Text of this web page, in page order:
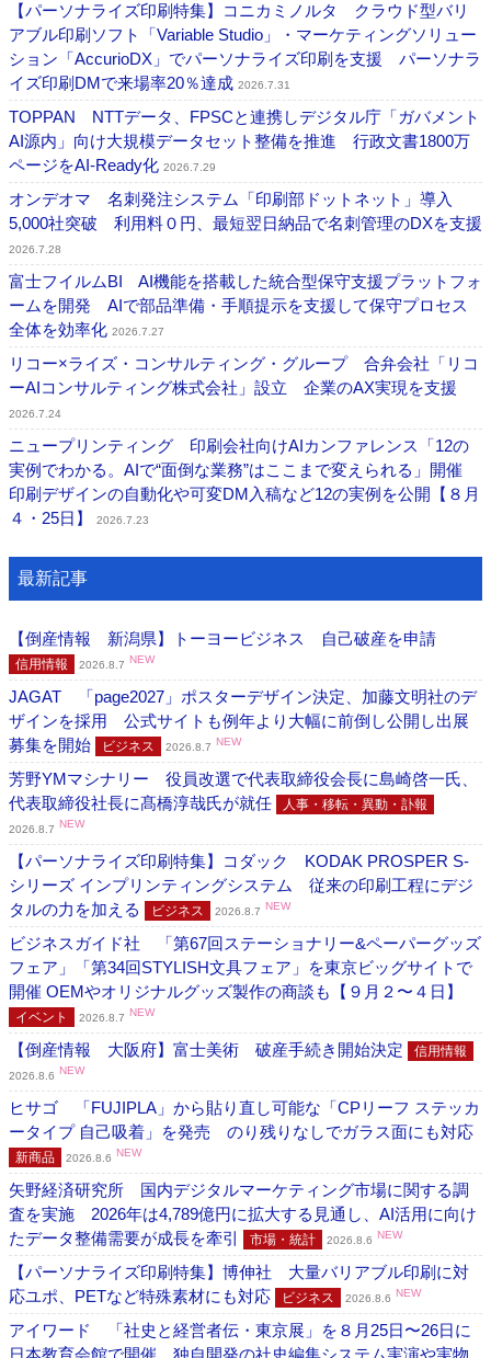
【パーソナライズ印刷特集】コニカミノルタ クラウド型バリ
アブル印刷ソフト「Variable Studio」・マーケティングソリュー
ション「AccurioDX」でパーソナライズ印刷を支援 パーソナラ
イズ印刷DMで来場率20％達成 2026.7.31
TOPPAN NTTデータ、FPSCと連携しデジタル庁「ガバメント
AI源内」向け大規模データセット整備を推進 行政文書1800万
ページをAI-Ready化 2026.7.29
オンデオマ 名刺発注システム「印刷部ドットネット」導入
5,000社突破 利用料０円、最短翌日納品で名刺管理のDXを支援
2026.7.28
富士フイルムBI AI機能を搭載した統合型保守支援プラットフォ
ームを開発 AIで部品準備・手順提示を支援して保守プロセス
全体を効率化 2026.7.27
リコー×ライズ・コンサルティング・グループ 合弁会社「リコ
ーAIコンサルティング株式会社」設立 企業のAX実現を支援
2026.7.24
ニュープリンティング 印刷会社向けAIカンファレンス「12の
実例でわかる。AIで“面倒な業務”はここまで変えられる」開催
印刷デザインの自動化や可変DM入稿など12の実例を公開【８月
４・25日】
2026.7.23
最新記事
【倒産情報 新潟県】トーヨービジネス 自己破産を申請
信用情報 2026.8.7 NEW
JAGAT 「page2027」ポスターデザイン決定、加藤文明社のデ
ザインを採用 公式サイトも例年より大幅に前倒し公開し出展
募集を開始
ビジネス 2026.8.7 NEW
芳野YMマシナリー 役員改選で代表取締役会長に島崎啓一氏、
代表取締役社長に髙橋淳哉氏が就任
人事・移転・異動・訃報
2026.8.7 NEW
【パーソナライズ印刷特集】コダック KODAK PROSPER S-
シリーズ インプリンティングシステム 従来の印刷工程にデジ
タルの力を加える
ビジネス 2026.8.7 NEW
ビジネスガイド社 「第67回ステーショナリー&ペーパーグッズ
フェア」「第34回STYLISH文具フェア」を東京ビッグサイトで
開催 OEMやオリジナルグッズ製作の商談も【９月２〜４日】
イベント 2026.8.7 NEW
【倒産情報 大阪府】富士美術 破産手続き開始決定 信用情報
2026.8.6 NEW
ヒサゴ 「FUJIPLA」から貼り直し可能な「CPリーフ ステッカ
ータイプ 自己吸着」を発売 のり残りなしでガラス面にも対応
新商品 2026.8.6 NEW
矢野経済研究所 国内デジタルマーケティング市場に関する調
査を実施 2026年は4,789億円に拡大する見通し、AI活用に向け
たデータ整備需要が成長を牽引
市場・統計 2026.8.6 NEW
【パーソナライズ印刷特集】博伸社 大量バリアブル印刷に対
応ユポ、PETなど特殊素材にも対応
ビジネス 2026.8.6 NEW
アイワード 「社史と経営者伝・東京展」を８月25日〜26日に
日本教育会館で開催 独自開発の社史編集システム実演や実物